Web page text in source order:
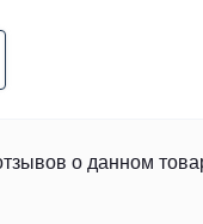
о данном